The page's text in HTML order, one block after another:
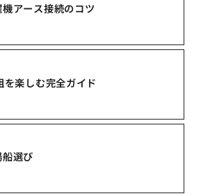
アース接続のコツ
楽しむ完全ガイド
選び